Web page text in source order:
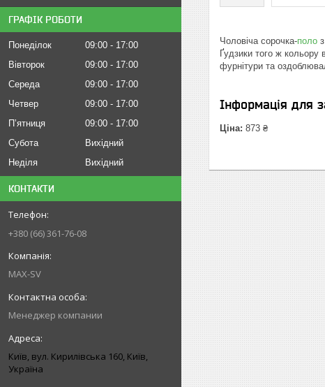
ГРАФІК РОБОТИ
Понеділок 09:00
17:00
Вівторок
09:00
17:00
Середа
09:00
17:00
Четвер
09:00
17:00
Пʼятниця
09:00
17:00
Субота
Вихідний
Неділя
Вихідний
КОНТАКТИ
+380 (66) 361-76-08
MAX-SV
Менеджер компании
Київ, вул. Кирилівська 160, Київ,
Україна
Чоловіча сорочка-поло
Ґудзики того ж кольору
фурнітури та
Інформація для
Ціна: 873 ₴